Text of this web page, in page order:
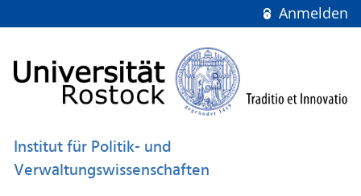
Anmelden
Institut für Politik- und
Verwaltungswissenschaften